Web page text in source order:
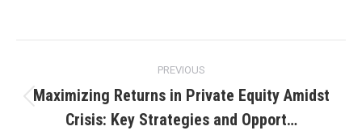
navigation
PREVIOUS
post:
Maximizing Returns in Private Equity Amidst
Crisis: Key Strategies and Opport…